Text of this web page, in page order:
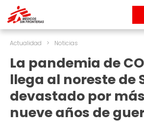
Actualidad > Noticias
La pandemia de
llega al noreste de
devastado por
nueve años de